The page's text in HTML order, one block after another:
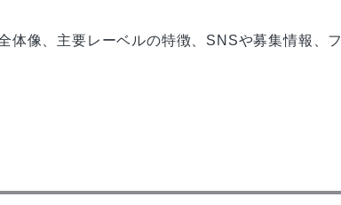
像、主要レーベルの特徴、SNSや募集情報、フ